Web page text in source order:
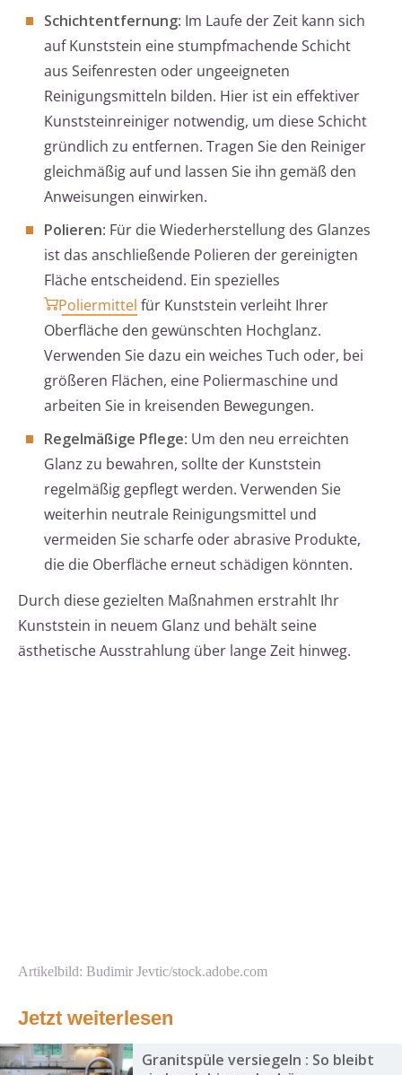
Schichtentfernung: Im Laufe der Zeit kann sich
auf Kunststein eine stumpfmachende Schicht
aus Seifenresten oder ungeeigneten
Reinigungsmitteln bilden. Hier ist ein effektiver
Kunststeinreiniger notwendig, um diese Schicht
gründlich zu entfernen. Tragen Sie den Reiniger
gleichmäßig auf und lassen Sie ihn gemäß den
Anweisungen einwirken.
Polieren: Für die Wiederherstellung des Glanzes
ist das anschließende Polieren der gereinigten
Fläche entscheidend. Ein spezielles
Poliermittel für Kunststein verleiht Ihrer
Oberfläche den gewünschten Hochglanz.
Verwenden Sie dazu ein weiches Tuch oder, bei
größeren Flächen, eine Poliermaschine und
arbeiten Sie in kreisenden Bewegungen.
Regelmäßige Pflege: Um den neu erreichten
Glanz zu bewahren, sollte der Kunststein
regelmäßig gepflegt werden. Verwenden Sie
weiterhin neutrale Reinigungsmittel und
vermeiden Sie scharfe oder abrasive Produkte,
die die Oberfläche erneut schädigen könnten.
Durch diese gezielten Maßnahmen erstrahlt Ihr
Kunststein in neuem Glanz und behält seine
ästhetische Ausstrahlung über lange Zeit hinweg.
Artikelbild: Budimir Jevtic/stock.adobe.com
Jetzt weiterlesen
Granitspüle versiegeln : So bleibt